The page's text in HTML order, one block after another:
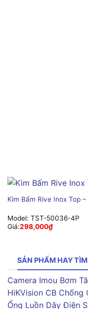
Kìm Bấm Rive Inox Top
Model: TST-50036-4P
Giá:298,000₫
SẢN PHẨM HAY
Camera Imou Bơm
HiKVision CB Chống
Ống Luồn Dây Điện